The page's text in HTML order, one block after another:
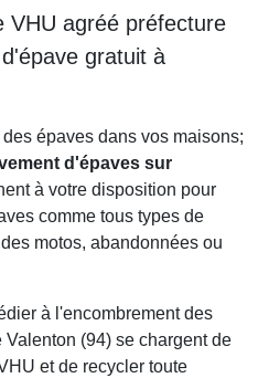
VHU agréé préfecture
gratuit à
épaves dans vos maisons;
d'épaves sur
à votre disposition pour
comme tous types de
motos, abandonnées ou
à l'encombrement des
(94) se chargent de
et de recycler toute